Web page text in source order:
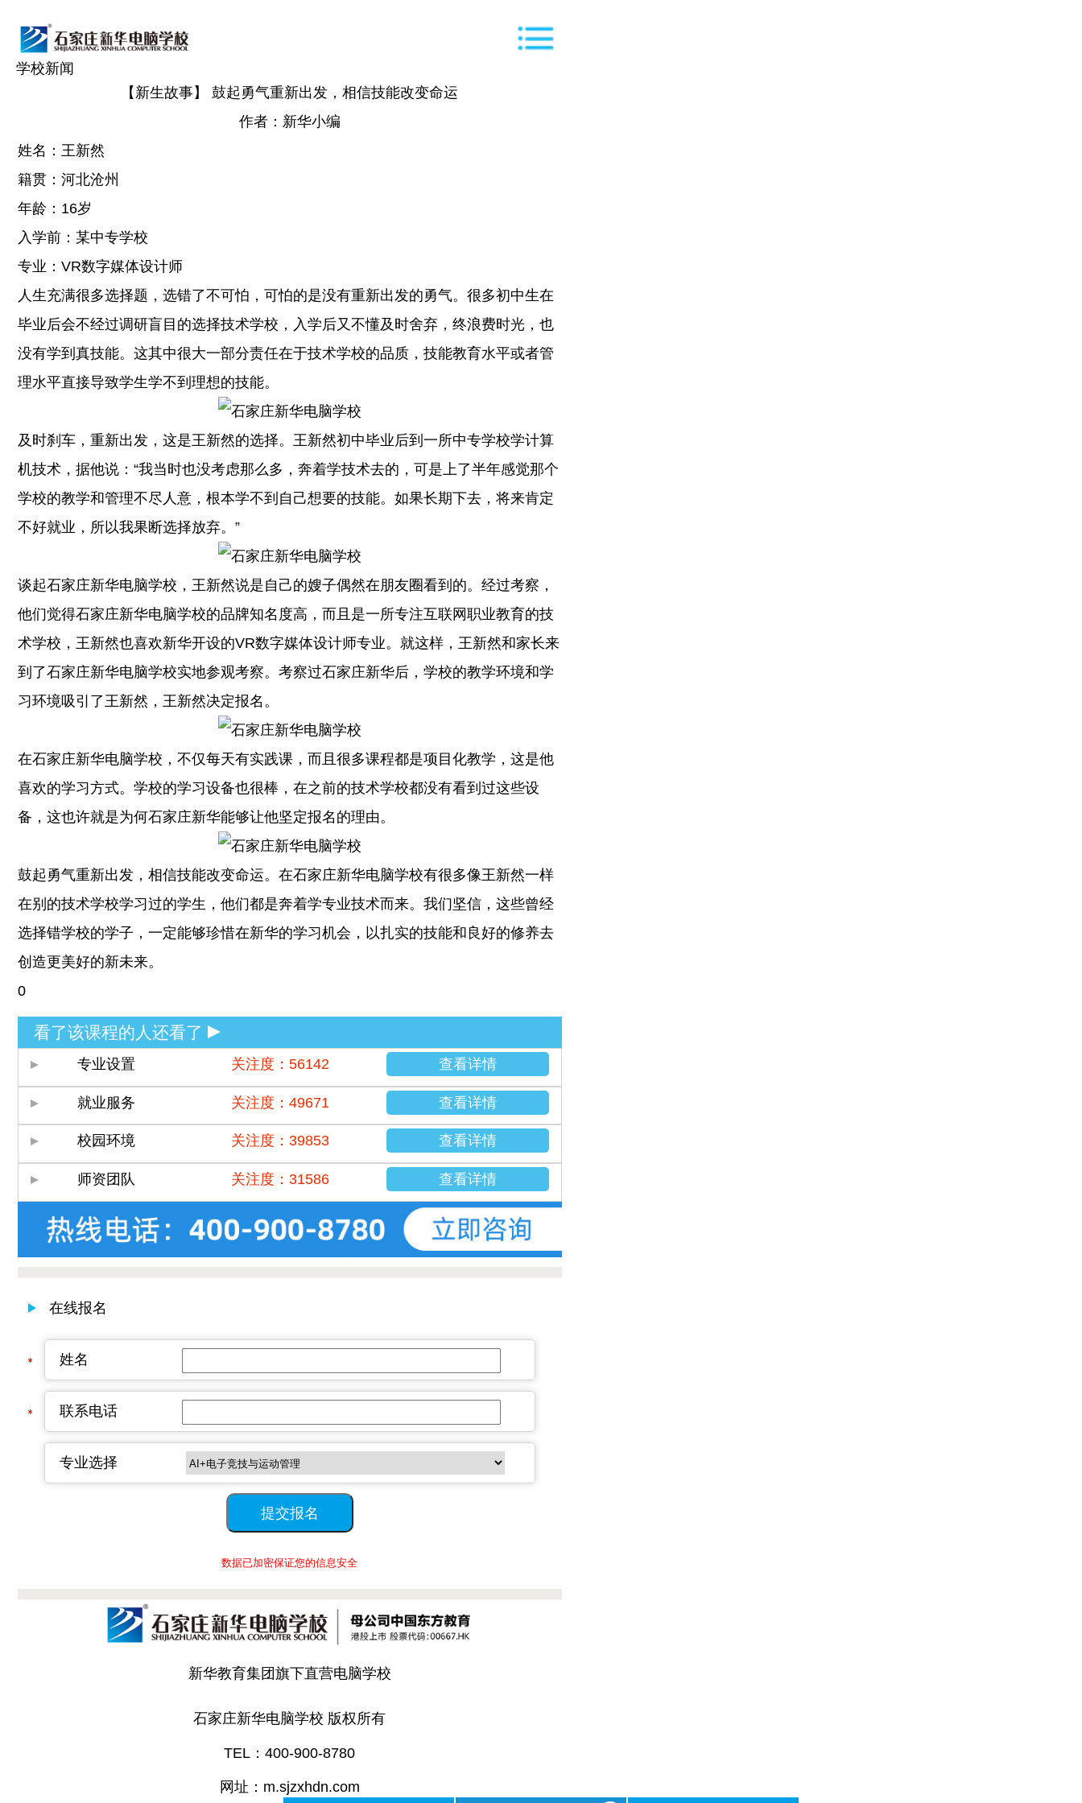
学校新闻
【新生故事】 鼓起勇气重新出发，相信技能改变命运
作者：新华小编
姓名：王新然
籍贯：河北沧州
年龄：16岁
入学前：某中专学校
专业：VR数字媒体设计师
人生充满很多选择题，选错了不可怕，可怕的是没有重新出发的勇气。很多初中生在
毕业后会不经过调研盲目的选择技术学校，入学后又不懂及时舍弃，终浪费时光，也
没有学到真技能。这其中很大一部分责任在于技术学校的品质，技能教育水平或者管
理水平直接导致学生学不到理想的技能。
及时刹车，重新出发，这是王新然的选择。王新然初中毕业后到一所中专学校学计算
机技术，据他说：“我当时也没考虑那么多，奔着学技术去的，可是上了半年感觉那个
学校的教学和管理不尽人意，根本学不到自己想要的技能。如果长期下去，将来肯定
不好就业，所以我果断选择放弃。”
谈起石家庄新华电脑学校，王新然说是自己的嫂子偶然在朋友圈看到的。经过考察，
他们觉得石家庄新华电脑学校的品牌知名度高，而且是一所专注互联网职业教育的技
术学校，王新然也喜欢新华开设的VR数字媒体设计师专业。就这样，王新然和家长来
到了石家庄新华电脑学校实地参观考察。考察过石家庄新华后，学校的教学环境和学
习环境吸引了王新然，王新然决定报名。
在石家庄新华电脑学校，不仅每天有实践课，而且很多课程都是项目化教学，这是他
喜欢的学习方式。学校的学习设备也很棒，在之前的技术学校都没有看到过这些设
备，这也许就是为何石家庄新华能够让他坚定报名的理由。
鼓起勇气重新出发，相信技能改变命运。在石家庄新华电脑学校有很多像王新然一样
在别的技术学校学习过的学生，他们都是奔着学专业技术而来。我们坚信，这些曾经
选择错学校的学子，一定能够珍惜在新华的学习机会，以扎实的技能和良好的修养去
创造更美好的新未来。
0
看了该课程的人还看了
专业设置 关注度：56142 查看详情
就业服务 关注度：49671 查看详情
校园环境 关注度：39853 查看详情
师资团队 关注度：31586 查看详情
在线报名
姓名
联系电话
专业选择
数据已加密保证您的信息安全
新华教育集团旗下直营电脑学校
石家庄新华电脑学校 版权所有
TEL：400-900-8780
网址：m.sjzxhdn.com